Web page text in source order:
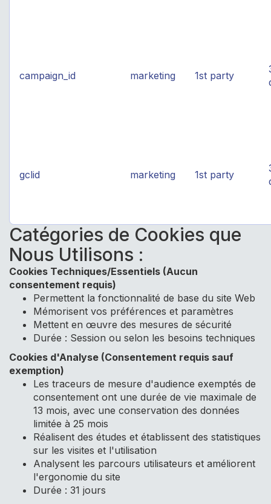
campaign_id marketing 1st party
gclid marketing 1st party
Catégories de Cookies que
Nous Utilisons :
Cookies Techniques/Essentiels (Aucun
consentement requis)
Permettent la fonctionnalité de base du site Web
Mémorisent vos préférences et paramètres
Mettent en œuvre des mesures de sécurité
Durée : Session ou selon les besoins techniques
Cookies d'Analyse (Consentement requis sauf
exemption)
Les traceurs de mesure d'audience exemptés de
consentement ont une durée de vie maximale de
13 mois, avec une conservation des données
limitée à 25 mois
Réalisent des études et établissent des statistiques
sur les visites et l'utilisation
Analysent les parcours utilisateurs et améliorent
l'ergonomie du site
Durée : 31 jours